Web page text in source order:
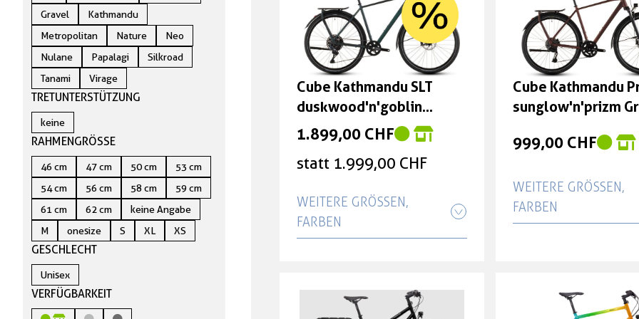
Gravel
Kathmandu
Metropolitan
Nature
Neo
Nulane
Papalagi
Silkroad
Tanami
Virage
TRETUNTERSTÜTZUNG
keine
RAHMENGRÖSSE
46 cm 47 cm 50 cm
53 cm
54 cm
56 cm 58 cm
59 cm
61 cm
62 cm
keine Angabe
M
onesize S XL XS
GESCHLECHT
Unisex
VERFÜGBARKEIT
Cube Kathmandu SLT
duskwood'n'goblin
Größe: 50 cm
1.899,00 CHF
statt 1.999,00 CHF
WEITERE GRÖSSEN, F
ARBEN
46 cm
Cube Kathmandu
sunglow'n'prizm
999,00 CHF
WEITERE GRÖSSEN, F
ARBEN
999,00 CHF